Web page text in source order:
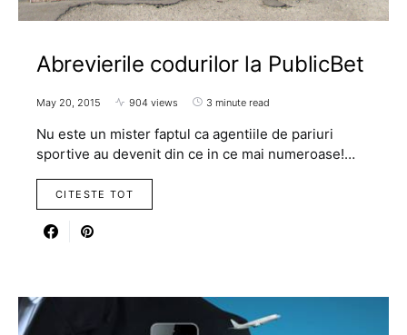
Abrevierile codurilor la PublicBet
May 20, 2015 904 views 3 minute read
Nu este un mister faptul ca agentiile de pariuri
sportive au devenit din ce in ce mai numeroase!…
CITESTE TOT